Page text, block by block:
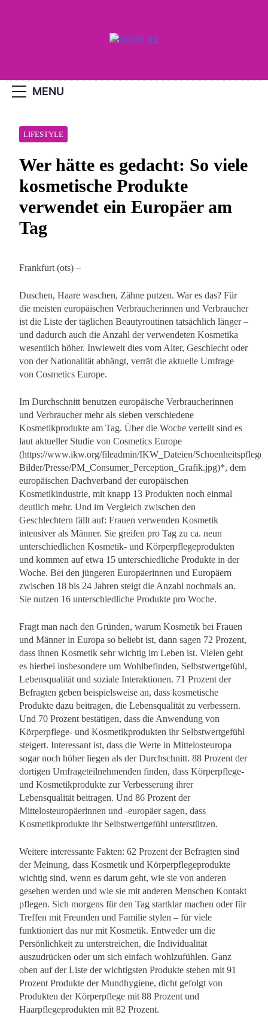
MENU
LIFESTYLE
Wer hätte es gedacht: So viele
kosmetische Produkte
verwendet ein Europäer am
Tag
Frankfurt (ots) –
Duschen, Haare waschen, Zähne putzen. War es das? Für
die meisten europäischen Verbraucherinnen und Verbraucher
ist die Liste der täglichen Beautyroutinen tatsächlich länger –
und dadurch auch die Anzahl der verwendeten Kosmetika
wesentlich höher. Inwieweit dies vom Alter, Geschlecht oder
von der Nationalität abhängt, verrät die aktuelle Umfrage
von Cosmetics Europe.
Im Durchschnitt benutzen europäische Verbraucherinnen
und Verbraucher mehr als sieben verschiedene
Kosmetikprodukte am Tag. Über die Woche verteilt sind es
laut aktueller Studie von Cosmetics Europe
(https://www.ikw.org/fileadmin/IKW_Dateien/Schoenheitspflege-
Bilder/Presse/PM_Consumer_Perception_Grafik.jpg)*, dem
europäischen Dachverband der europäischen
Kosmetikindustrie, mit knapp 13 Produkten noch einmal
deutlich mehr. Und im Vergleich zwischen den
Geschlechtern fällt auf: Frauen verwenden Kosmetik
intensiver als Männer. Sie greifen pro Tag zu ca. neun
unterschiedlichen Kosmetik- und Körperpflegeprodukten
und kommen auf etwa 15 unterschiedliche Produkte in der
Woche. Bei den jüngeren Europäerinnen und Europäern
zwischen 18 bis 24 Jahren steigt die Anzahl nochmals an.
Sie nutzen 16 unterschiedliche Produkte pro Woche.
Fragt man nach den Gründen, warum Kosmetik bei Frauen
und Männer in Europa so beliebt ist, dann sagen 72 Prozent,
dass ihnen Kosmetik sehr wichtig im Leben ist. Vielen geht
es hierbei insbesondere um Wohlbefinden, Selbstwertgefühl,
Lebensqualität und soziale Interaktionen. 71 Prozent der
Befragten geben beispielsweise an, dass kosmetische
Produkte dazu beitragen, die Lebensqualität zu verbessern.
Und 70 Prozent bestätigen, dass die Anwendung von
Körperpflege- und Kosmetikprodukten ihr Selbstwertgefühl
steigert. Interessant ist, dass die Werte in Mittelosteuropa
sogar noch höher liegen als der Durchschnitt. 88 Prozent der
dortigen Umfrageteilnehmenden finden, dass Körperpflege-
und Kosmetikprodukte zur Verbesserung ihrer
Lebensqualität beitragen. Und 86 Prozent der
Mittelosteuropäerinnen und -europäer sagen, dass
Kosmetikprodukte ihr Selbstwertgefühl unterstützen.
Weitere interessante Fakten: 62 Prozent der Befragten sind
der Meinung, dass Kosmetik und Körperpflegeprodukte
wichtig sind, wenn es darum geht, wie sie von anderen
gesehen werden und wie sie mit anderen Menschen Kontakt
pflegen. Sich morgens für den Tag startklar machen oder für
Treffen mit Freunden und Familie stylen – für viele
funktioniert das nur mit Kosmetik. Entweder um die
Persönlichkeit zu unterstreichen, die Individualität
auszudrücken oder um sich einfach wohlzufühlen. Ganz
oben auf der Liste der wichtigsten Produkte stehen mit 91
Prozent Produkte der Mundhygiene, dicht gefolgt von
Produkten der Körperpflege mit 88 Prozent und
Haarpflegeprodukten mit 82 Prozent.